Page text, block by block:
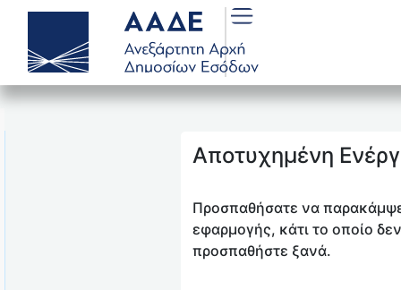
Αποτυχημένη
Προσπαθήσατε να
εφαρμογής, κάτι το οποίο
προσπαθήστε ξανά.